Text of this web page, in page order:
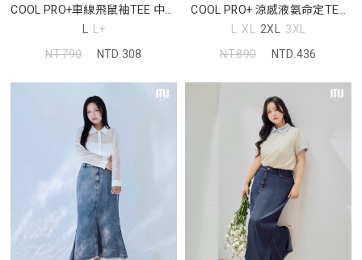
COOL PRO+車線飛鼠袖TEE 中大
尺碼上衣
L L+
NT.790
NTD.308
COOL PRO+ 涼感液氨命定TEE
MORE U 中大尺碼上衣
L XL 2XL 3XL
NT.890
NTD.436